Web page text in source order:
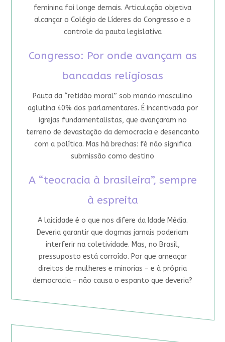
feminina foi longe demais. Articulação objetiva
alcançar o Colégio de Líderes do Congresso e o
controle da pauta legislativa
Congresso: Por onde avançam as
bancadas religiosas
Pauta da “retidão moral” sob mando masculino
aglutina 40% dos parlamentares. É incentivada por
igrejas fundamentalistas, que avançaram no
terreno de devastação da democracia e desencanto
com a política. Mas há brechas: fé não significa
submissão como destino
A “teocracia à brasileira”, sempre
à espreita
A laicidade é o que nos difere da Idade Média.
Deveria garantir que dogmas jamais poderiam
interferir na coletividade. Mas, no Brasil,
pressuposto está corroído. Por que ameaçar
direitos de mulheres e minorias – e à própria
democracia – não causa o espanto que deveria?